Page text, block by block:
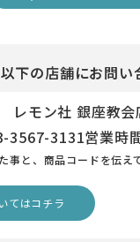
下の店舗にお問い
レモン社 銀座教会
3567-3131営業時
と、商品コードを伝え
てはコチラ